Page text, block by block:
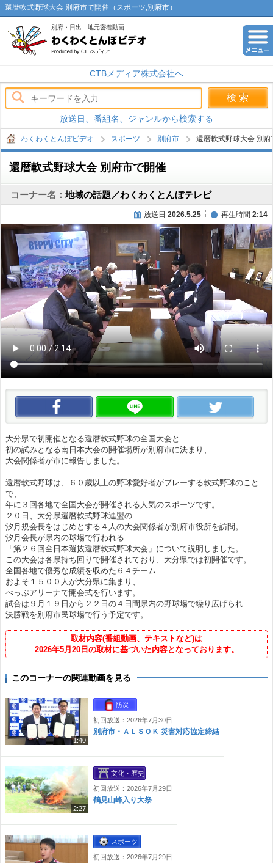
還暦軟式野球大会 別府市で開催（スポーツ,別府市）
別府・日出 地元密着動画
CTBメディア株式会社へ
放送日、番組名、ジャンルから検索する
わくわくとんぼビデオ スポーツ 別府市 還暦軟式野球大会 別
還暦軟式野球大会 別府市で開催
コーナー名：地域の話題／わくわくとんぼテレビ
放送日 2026.5.25 再生時間 2:14
この動画をいいね！ この動画をLINEで送る
大分県で初開催となる還暦軟式野球の全国大会と
初の試みとなる南日本大会の開催場所が別府市に決まり、
大会関係者が市に報告しました。
還暦軟式野球は、６０歳以上の野球愛好者がプレーする軟式野球のこと
で、
年に３回各地で全国大会が開催される人気のスポーツです。
２０日、大分県還暦軟式野球連盟の
汐月規会長をはじめとする４人の大会関係者が別府市役所を訪問。
汐月会長が県内の球場で行われる
「第２６回全日本選抜還暦軟式野球大会」について説明しました。
この大会は各県持ち回りで開催されており、大分県では初開催です。
全国各地で優秀な成績を収めた６４チーム
およそ１５００人が大分県に集まり、
べっぷアリーナで開会式を行います。
試合は９月１９日から２２日の４日間県内の野球場で繰り広げられ
決勝戦を別府市民球場で行う予定です。
取材内容(番組動画、テキストなど)は
2026年5月20日の取材に基づいた内容となっております。
このコーナーの関連動画を見る
1:40
防災
初回放送：2026年7月30日
別府市・ＡＬＳＯＫ 災害対応協定締結
2:27
文化・歴史
初回放送：2026年7月29日
鶴見山峰入り大祭
スポーツ
初回放送：2026年7月29日